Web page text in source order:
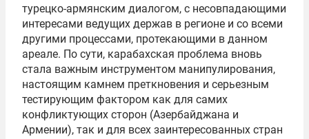
турецко-армянским диалогом, с несовпадающими
интересами ведущих держав в регионе и со всеми
другими процессами, протекающими в данном
ареале. По сути, карабахская проблема вновь
стала важным инструментом манипулирования,
настоящим камнем преткновения и серьезным
тестирующим фактором как для самих
конфликтующих сторон (Азербайджана и
Армении), так и для всех заинтересованных стран